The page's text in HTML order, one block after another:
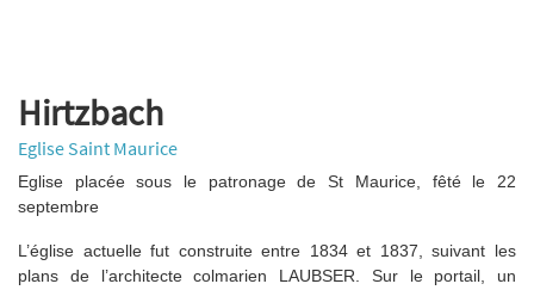
Hirtzbach
Eglise Saint Maurice
Eglise placée sous le patronage de St Maurice, fêté le 22
septembre
L’église actuelle fut construite entre 1834 et 1837, suivant les
plans de l’architecte colmarien LAUBSER. Sur le portail, un